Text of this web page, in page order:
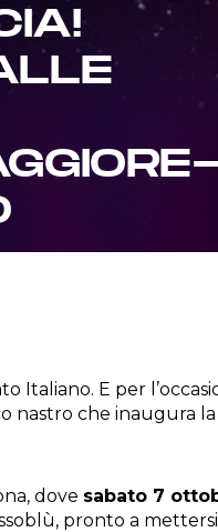
Italiano. E per
nastro che inaugura
dove sabato 7
pronto a mettersi